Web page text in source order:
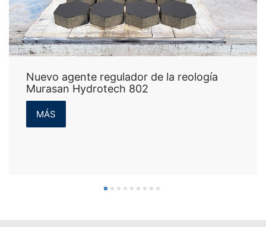
Nuevo agente regulador de la reología
Murasan Hydrotech 802
MÁS